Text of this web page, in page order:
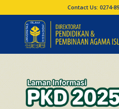
Contact Us: 0274-